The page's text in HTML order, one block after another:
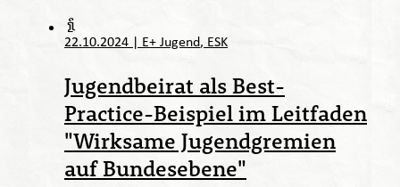
22.10.2024 | E+ Jugend ESK
Jugendbeirat als Best-
Practice-Beispiel im Leitfaden
"Wirksame Jugendgremien
auf Bundesebene"